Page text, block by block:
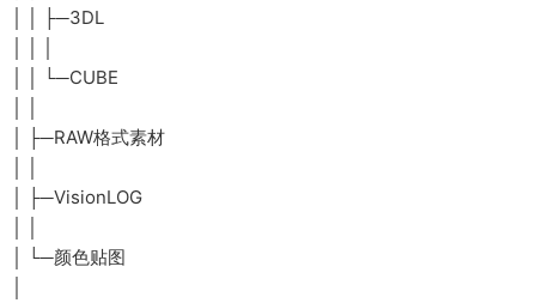
│ │ ├─3DL
│ │ └─CUBE
│ ├─RAW格式素材
│ ├─VisionLOG
│ └─颜色贴图